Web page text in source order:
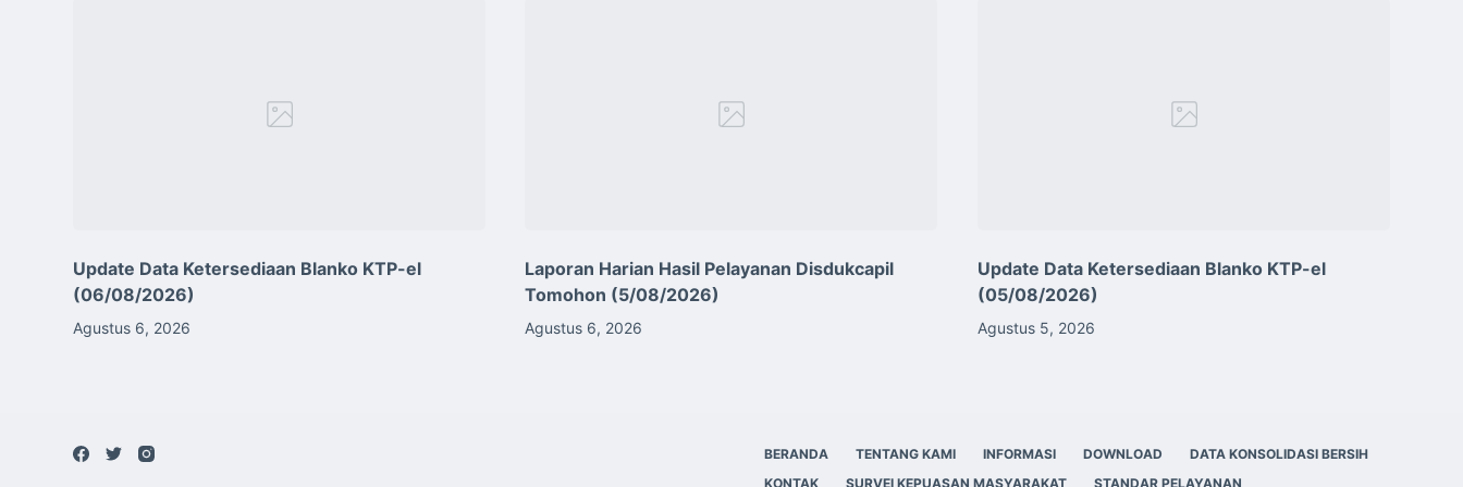
Update Data Ketersediaan Blanko KTP-el
(06/08/2026)
Agustus 6, 2026
Laporan Harian Hasil Pelayanan Disdukcapil
Tomohon (5/08/2026)
Agustus 6, 2026
Update Data Ketersediaan Blanko KTP-el
(05/08/2026)
Agustus 5, 2026
BERANDA TENTANG KAMI INFORMASI DOWNLOAD
DATA KONSOLIDASI BERSIH
KONTAK
SURVEI KEPUASAN MASYARAKAT STANDAR PELAYANAN